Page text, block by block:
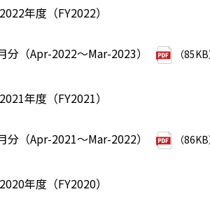
2022年度（FY2022）
（Apr-2022～Mar-2023） （
2021年度（FY2021）
（Apr-2021～Mar-2022） （
2020年度（FY2020）